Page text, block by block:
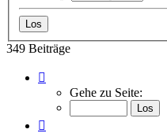
349 Beiträge
von
Gehe zu Seite: